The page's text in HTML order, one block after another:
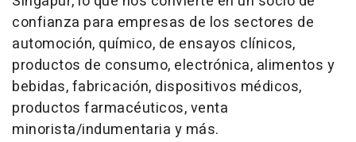
confianza para empresas de los sectores de
automoción, químico, de ensayos clínicos,
productos de consumo, electrónica, alimentos y
bebidas, fabricación, dispositivos médicos,
productos farmacéuticos, venta
minorista/indumentaria y más.